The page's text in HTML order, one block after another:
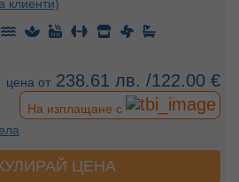
клиенти)
цена от 238.61 лв. /122.00 €
На изплащане с
ЦЕНА